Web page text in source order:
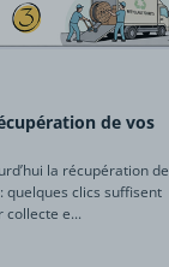
de vos
la récupération de
quelques clics suffisent
e...